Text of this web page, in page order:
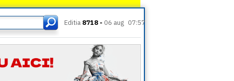
Editia 8718 - 06 aug 07:57